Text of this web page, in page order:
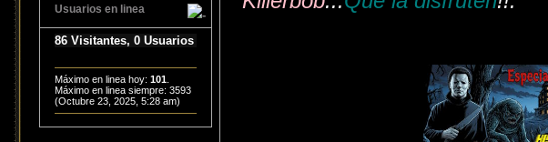
Usuarios en linea
86 Visitantes, 0 Usuarios
Máximo en linea hoy: 101.
Máximo en linea siempre: 3593
(Octubre 23, 2025, 5:28 am)